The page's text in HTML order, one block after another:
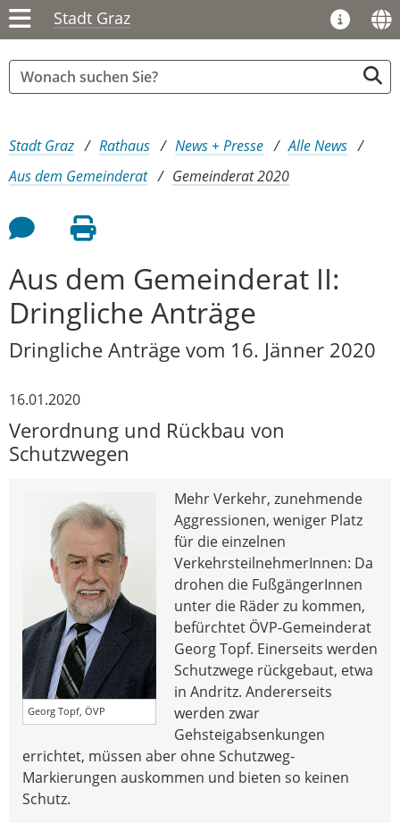
Stadt Graz
Sie sind hier:
Stadt Graz Rathaus News + Presse
Alle News
Aus dem Gemeinderat
Gemeinderat 2020
Feedback an Autor
Seite drucken
Aus dem Gemeinderat II:
Dringliche Anträge
Dringliche Anträge vom 16. Jänner 2020
16.01.2020
Verordnung und Rückbau von
Schutzwegen
Georg Topf, ÖVP
Mehr Verkehr, zunehmende
Aggressionen, weniger Platz
für die einzelnen
VerkehrsteilnehmerInnen: Da
drohen die FußgängerInnen
unter die Räder zu kommen,
befürchtet ÖVP-Gemeinderat
Georg Topf. Einerseits werden
Schutzwege rückgebaut, etwa
in Andritz. Andererseits
werden zwar
Gehsteigabsenkungen
errichtet, müssen aber ohne Schutzweg-
Markierungen auskommen und bieten so keinen
Schutz.